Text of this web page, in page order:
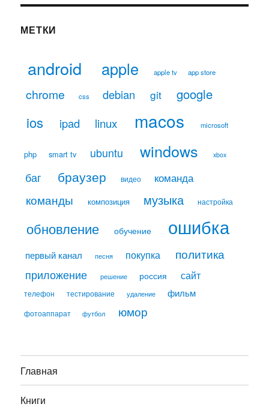
МЕТКИ
android apple apple tv app store
chrome css debian git google
ios ipad linux macos microsoft
php smart tv ubuntu windows xbox
баг браузер видео команда
команды композиция музыка настройка
обновление обучение ошибка
первый канал песня покупка политика
приложение решение россия сайт
телефон тестирование удаление фильм
фотоаппарат футбол юмор
Главная
Книги